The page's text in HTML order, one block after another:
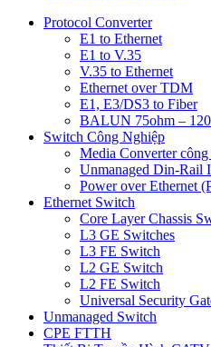
Protocol Converter
E1 to Ethernet
E1 to V.35
V.35 to Ethernet
Ethernet over TDM
E1, E3/DS3 to Fiber
BALUN 75ohm –
Switch Công Nghiệp
Media Converter
Unmanaged Din-Rail
Power over Ethernet
Ethernet Switch
Core Layer Chassis
L3 GE Switches
L3 FE Switch
L2 GE Switch
L2 FE Switch
Universal Security
Unmanaged Switch
CPE FTTH